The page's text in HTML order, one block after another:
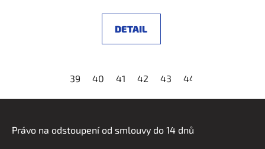
DETAIL
39 40 41 42 43 44
Právo na odstoupení od smlouvy do 14 dnů